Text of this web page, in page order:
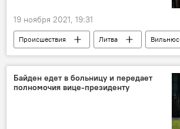
19 ноября 2021, 19:31
Происшествия Литва
Вильнюс
кража
кафе полиция
Байден едет в больницу и передает
полномочия вице-президенту